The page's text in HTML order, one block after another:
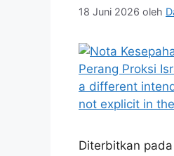
18 Juni 2026 oleh
Diterbitkan